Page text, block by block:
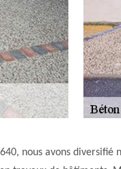
nous avons